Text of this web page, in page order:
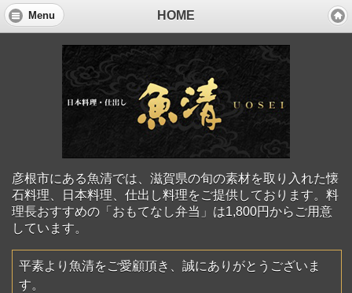
Menu HOME
彦根市にある魚清では、滋賀県の旬の素材を取り入れた懐
石料理、日本料理、仕出し料理をご提供しております。料
理長おすすめの「おもてなし弁当」は1,800円からご用意
しています。
平素より魚清をご愛顧頂き、誠にありがとうございま
す。